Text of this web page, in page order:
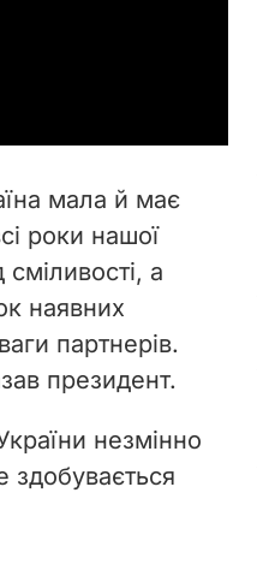
мала й має
роки нашої
а
наявних
партнерів.
президент.
незмінно
здобувається